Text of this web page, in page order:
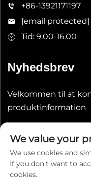
+86-13921171197
[email protected]
Tid: 9.00-16.00
Nyhedsbrev
Velkommen til at
produktinformation
We value your
We use cookies and
If you don't want to
cookies.